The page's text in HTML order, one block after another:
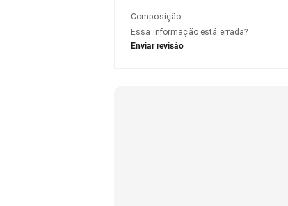
Composição:
Essa informação está errada?
Enviar revisão